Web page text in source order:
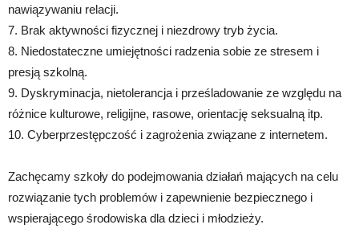
nawiązywaniu relacji.
7. Brak aktywności fizycznej i niezdrowy tryb życia.
8. Niedostateczne umiejętności radzenia sobie ze stresem i
presją szkolną.
9. Dyskryminacja, nietolerancja i prześladowanie ze względu na
różnice kulturowe, religijne, rasowe, orientację seksualną itp.
10. Cyberprzestępczość i zagrożenia związane z internetem.
Zachęcamy szkoły do podejmowania działań mających na celu
rozwiązanie tych problemów i zapewnienie bezpiecznego i
wspierającego środowiska dla dzieci i młodzieży.